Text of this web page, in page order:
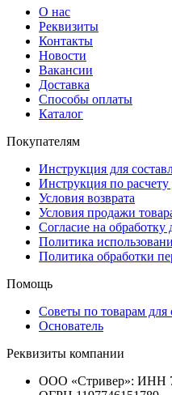
О нас
Реквизиты
Контакты
Новости
Вакансии
Доставка
Способы оплаты
Каталог
Покупателям
Инструкция для
Инструкция по расчету
Условия возврата
Условия продажи
Согласие на обработку
Политика
Политика обработки
Помощь
Советы по товарам для
Основатель
Реквизиты компании
ООО «Стривер»: ИНН